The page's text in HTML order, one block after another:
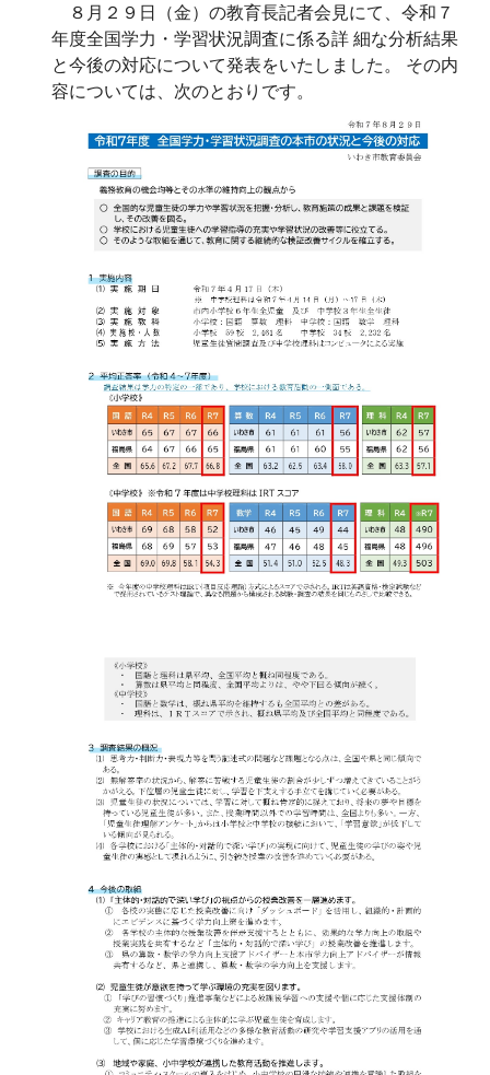
８月２９日（金）の教育長記者会見にて、令和７
年度全国学力・学習状況調査に係る詳 細な分析結果
と今後の対応について発表をいたしました。 その内
容については、次のとおりです。